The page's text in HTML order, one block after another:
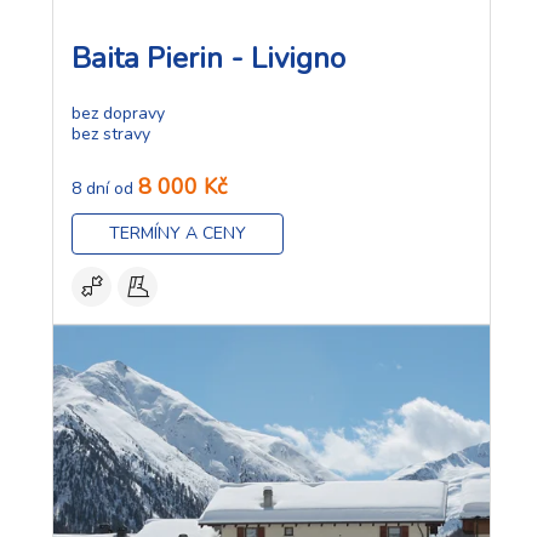
Baita Pierin - Livigno
bez dopravy
bez stravy
8 dní od 8 000 Kč
TERMÍNY A CENY